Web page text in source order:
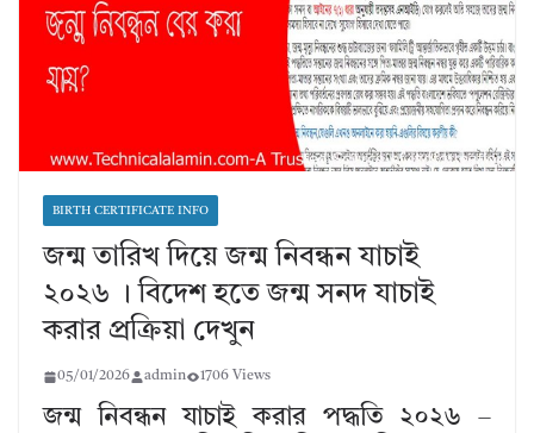
BIRTH CERTIFICATE INFO
জন্ম তারিখ দিয়ে জন্ম নিবন্ধন যাচাই
২০২৬ । বিদেশ হতে জন্ম সনদ যাচাই
করার প্রক্রিয়া দেখুন
05/01/2026 admin 1706 Views
জন্ম নিবন্ধন যাচাই করার পদ্ধতি ২০২৬ –